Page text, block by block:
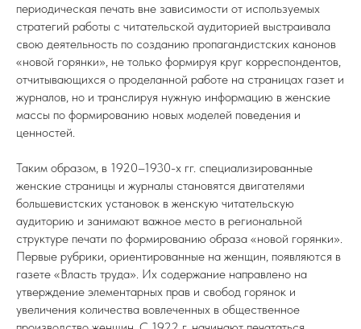
периодическая печать вне зависимости от используемых
стратегий работы с читательской аудиторией выстраивала
свою деятельность по созданию пропагандистских канонов
«новой горянки», не только формируя круг корреспондентов,
отчитывающихся о проделанной работе на страницах газет и
журналов, но и транслируя нужную информацию в женские
массы по формированию новых моделей поведения и
ценностей.
Таким образом, в 1920–1930-х гг. специализированные
женские страницы и журналы становятся двигателями
большевистских установок в женскую читательскую
аудиторию и занимают важное место в региональной
структуре печати по формированию образа «новой горянки».
Первые рубрики, ориентированные на женщин, появляются в
газете «Власть труда». Их содержание направлено на
утверждение элементарных прав и свобод горянок и
увеличения количества вовлеченных в общественное